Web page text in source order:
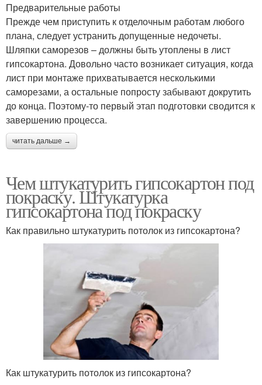
Предварительные работы
Прежде чем приступить к отделочным работам любого
плана, следует устранить допущенные недочеты.
Шляпки саморезов – должны быть утоплены в лист
гипсокартона. Довольно часто возникает ситуация, когда
лист при монтаже прихватывается несколькими
саморезами, а остальные попросту забывают докрутить
до конца. Поэтому-то первый этап подготовки сводится к
завершению процесса.
читать дальше →
Чем штукатурить гипсокартон под
покраску. Штукатурка
гипсокартона под покраску
Как правильно штукатурить потолок из гипсокартона?
Как штукатурить потолок из гипсокартона?